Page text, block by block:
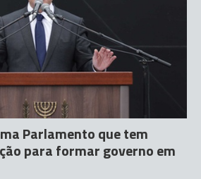
Parlamento que tem
para formar governo em